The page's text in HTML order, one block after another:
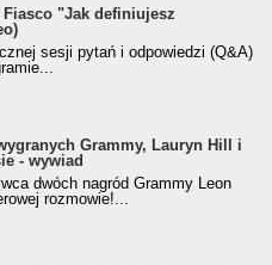
"Jak definiujesz
sesji pytań i odpowiedzi (Q&A)
Grammy, Lauryn Hill i
- wywiad
dwóch nagród Grammy Leon
rozmowie!...